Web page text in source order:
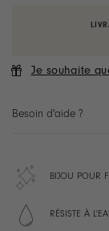
Je souhaite
Besoin d'aide ?
BIJOU POUR
RÉSISTE À